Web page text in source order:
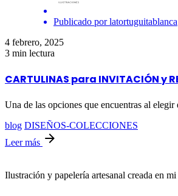
Publicado por latortuguitablanca
4 febrero, 2025
3 min lectura
CARTULINAS para INVITACIÓN y
Una de las opciones que encuentras al
blog DISEÑOS-COLECCIONES
Leer más
Ilustración y papelería artesanal creada en